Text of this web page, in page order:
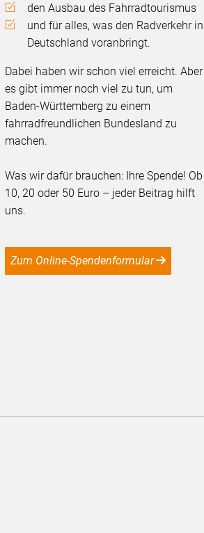
den Ausbau des Fahrradtourismus
und für alles, was den Radverkehr in
Deutschland voranbringt.
Dabei haben wir schon viel erreicht. Aber
es gibt immer noch viel zu tun, um
Baden-Württemberg zu einem
fahrradfreundlichen Bundesland zu
machen.
Was wir dafür brauchen: Ihre Spende! Ob
10, 20 oder 50 Euro – jeder Beitrag hilft
uns.
Zum Online-Spendenformular